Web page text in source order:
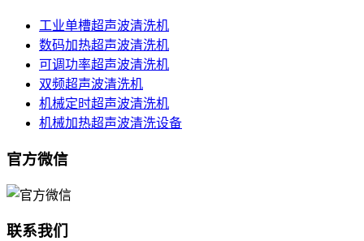
工业单槽超声波清洗机
数码加热超声波清洗机
可调功率超声波清洗机
双频超声波清洗机
机械定时超声波清洗机
机械加热超声波清洗设备
官方微信
联系我们